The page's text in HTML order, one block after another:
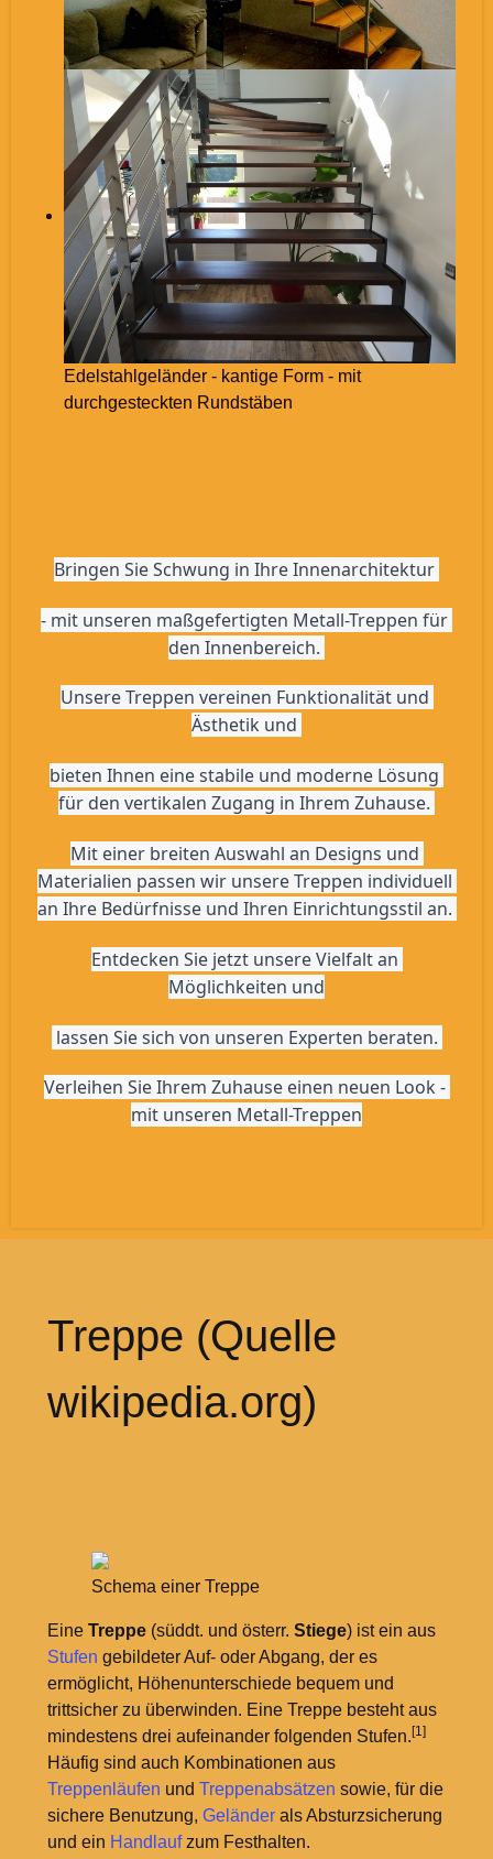
Edelstahlgeländer - kantige Form - mit
durchgesteckten Rundstäben
Bringen Sie Schwung in Ihre Innenarchitektur
- mit unseren maßgefertigten Metall-Treppen für
den Innenbereich.
Unsere Treppen vereinen Funktionalität und
Ästhetik und
bieten Ihnen eine stabile und moderne Lösung
für den vertikalen Zugang in Ihrem Zuhause.
Mit einer breiten Auswahl an Designs und
Materialien passen wir unsere Treppen individuell
Entdecken Sie jetzt unsere Vielfalt an
Möglichkeiten und
lassen Sie sich von unseren Experten beraten.
Verleihen Sie Ihrem Zuhause einen neuen Look -
mit unseren Metall-Treppen
Treppe (Quelle
wikipedia.org)
Schema einer Treppe
Eine Treppe(süddt. und österr. Stiege) ist ein aus
Stufen gebildeter Auf- oder Abgang, der es
ermöglicht, Höhenunterschiede bequem und
trittsicher zu überwinden. Eine Treppe besteht aus
mindestens drei aufeinander folgenden Stufen.[1]
Häufig sind auch Kombinationen aus
Treppenläufen und Treppenabsätzen sowie, für die
sichere Benutzung, Geländerals Absturzsicherung
und ein Handlaufzum Festhalten.